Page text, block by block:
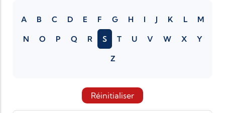
A B C D E F G H I J K L M
N O P Q R S T U V W X Y
Z
Réinitialiser